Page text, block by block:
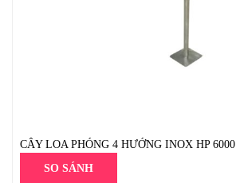
CÂY LOA PHÓNG 4 HƯỚNG INOX HP 6000
SO SÁNH